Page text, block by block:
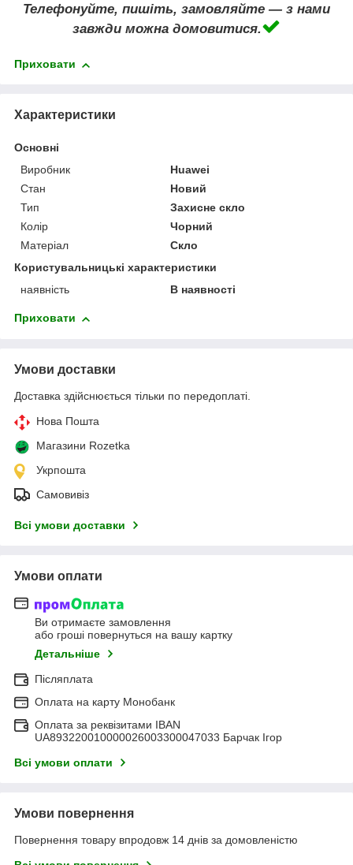
Телефонуйте, пишіть, замовляйте — з нами
завжди можна домовитися.
Приховати
Характеристики
Основні
Виробник
Huawei
Стан
Новий
Тип
Захисне скло
Колір
Чорний
Матеріал
Скло
Користувальницькі характеристики
наявність
В наявності
Приховати
Умови доставки
Доставка здійснюється тільки по передоплаті.
Нова Пошта
Магазини Rozetka
Укрпошта
Самовивіз
Всі умови доставки
Умови оплати
Ви отримаєте замовлення
або гроші повернуться на вашу картку
Детальніше
Післяплата
Оплата на карту Монобанк
Оплата за реквізитами IBAN
UA893220010000026003300047033 Барчак Ігор
Всі умови оплати
Умови повернення
Повернення товару впродовж 14 днів за домовленістю